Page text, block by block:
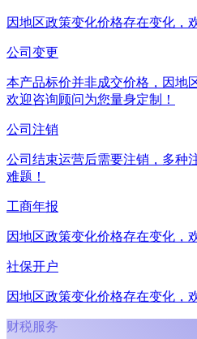
因地区政策变化价格存在变化，
公司变更
本产品标价并非成交价格，因地
欢迎咨询顾问为您量身定制！
公司注销
公司结束运营后需要注销，多种
难题！
工商年报
因地区政策变化价格存在变化，
社保开户
因地区政策变化价格存在变化，
财税服务